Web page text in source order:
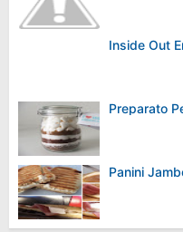
Inside Out
Preparato
Panini